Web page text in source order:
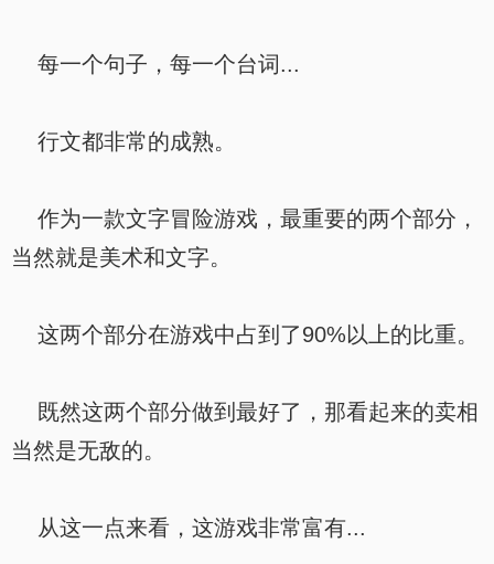
每一个句子，每一个台词...
行文都非常的成熟。
作为一款文字冒险游戏，最重要的两个部分，
当然就是美术和文字。
这两个部分在游戏中占到了90%以上的比重。
既然这两个部分做到最好了，那看起来的卖相
当然是无敌的。
从这一点来看，这游戏非常富有...